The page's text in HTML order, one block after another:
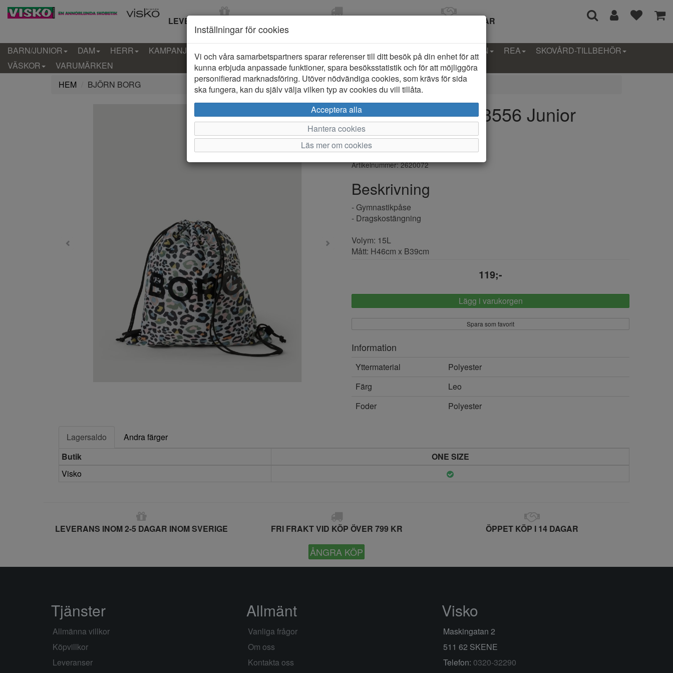
LEVERANS INOM 2-5 DAGAR ÖPPET KÖP I 14 DAGAR
BARN/JUNIOR DAM HERR KAMPANJ KLÄDER-BARN PROVKOLLEKTION REA
SKOVÅRD-TILLBEHÖR
VÄSKOR
VARUMÄRKEN
HEM
BJÖRN BORG
Björn Borg 10003556 Junior
Gympapåse
Varumärke: Björn Borg
Artikelnummer: 2620072
Beskrivning
- Gymnastikpåse
- Dragskostängning
Volym: 15L
Mått: H46cm x B39cm
119;-
Lägg i varukorgen
Spara som favorit
Information
Yttermaterial
Polyester
Färg
Leo
Foder
Polyester
Lagersaldo
Andra färger
Butik
ONE SIZE
Visko
LEVERANS INOM 2-5 DAGAR INOM SVERIGE FRI FRAKT VID KÖP ÖVER 799 KR ÖPPET KÖP I 14 DAGAR
ÅNGRA KÖP
Inställningar för cookies
Vi och våra samarbetspartners sparar referenser till ditt besök på din enhet för att
kunna erbjuda anpassade funktioner, spara besöksstatistik och för att möjliggöra
personifierad marknadsföring. Utöver nödvändiga cookies, som krävs för sida
ska fungera, kan du själv välja vilken typ av cookies du vill tillåta.
Acceptera alla
Hantera cookies
Läs mer om cookies
Tjänster
Allmänna villkor
Köpvillkor
Leveranser
Allmänt
Vanliga frågor
Om oss
Kontakta oss
Visko
Maskingatan 2
511 62 SKENE
Telefon: 0320-32290